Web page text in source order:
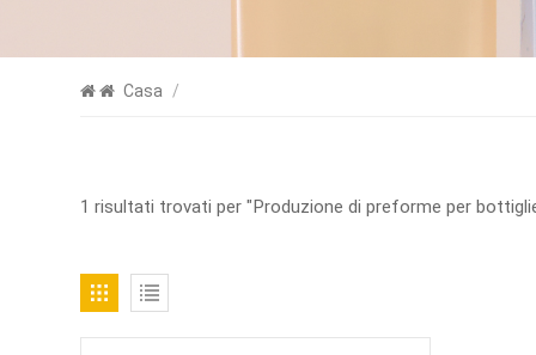
Casa /
1 risultati trovati per "Produzione di preforme per